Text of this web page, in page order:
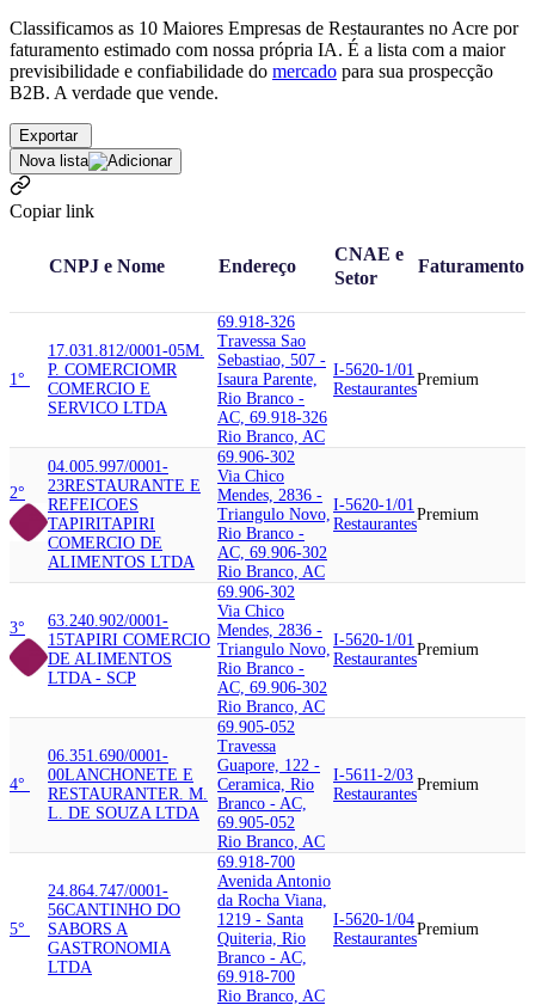
Classificamos as 10 Maiores Empresas de Restaurantes no Acre por
faturamento estimado com nossa própria IA. É a lista com a maior
previsibilidade e confiabilidade do mercado para sua prospecção
B2B. A verdade que vende.
Exportar
Nova lista
Copiar link
CNPJ e Nome Endereço
CNAE e
Setor
Faturamento
1°
17.031.812/0001-05M.
P. COMERCIOMR
COMERCIO E
SERVICO LTDA
69.918-326
Travessa Sao
Sebastiao, 507 -
Isaura Parente,
Rio Branco -
AC, 69.918-326
Rio Branco, AC
I-5620-1/01
Restaurantes
Premium
2°
04.005.997/0001-
23RESTAURANTE E
REFEICOES
TAPIRITAPIRI
COMERCIO DE
ALIMENTOS LTDA
69.906-302
Via Chico
Mendes, 2836 -
Triangulo Novo,
Rio Branco -
AC, 69.906-302
Rio Branco, AC
I-5620-1/01
Restaurantes
Premium
3°
63.240.902/0001-
15TAPIRI COMERCIO
DE ALIMENTOS
LTDA - SCP
69.906-302
Via Chico
Mendes, 2836 -
Triangulo Novo,
Rio Branco -
AC, 69.906-302
Rio Branco, AC
I-5620-1/01
Restaurantes
Premium
4°
06.351.690/0001-
00LANCHONETE E
RESTAURANTER. M.
L. DE SOUZA LTDA
69.905-052
Travessa
Guapore, 122 -
Ceramica, Rio
Branco - AC,
69.905-052
Rio Branco, AC
I-5611-2/03
Restaurantes
Premium
5°
24.864.747/0001-
56CANTINHO DO
SABORS A
GASTRONOMIA
LTDA
69.918-700
Avenida Antonio
da Rocha Viana,
1219 - Santa
Quiteria, Rio
Branco - AC,
69.918-700
Rio Branco, AC
I-5620-1/04
Restaurantes
Premium